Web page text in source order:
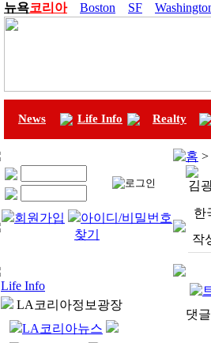
뉴욕코리아 Boston SF
News Life Info Realty
회원가입
아이디/비밀번호
찾기
Life Info
LA코리아정보광장
LA코리아뉴스
홈 >
김
한
작
댓